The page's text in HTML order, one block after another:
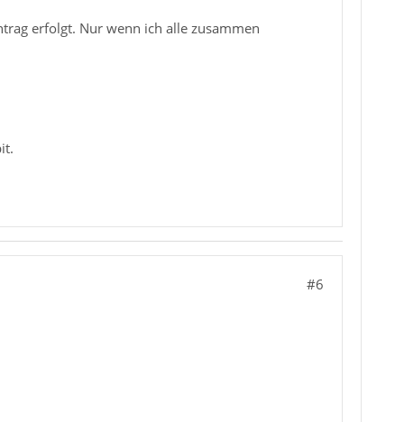
erfolgt. Nur wenn ich alle zusammen
#6